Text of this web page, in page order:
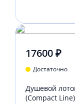
17600 ₽
Достаточно
Душевой
(Compact